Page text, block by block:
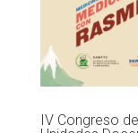
IV Congreso